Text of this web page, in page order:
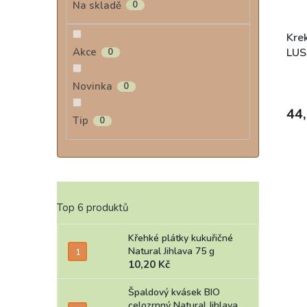
Na skladě 0
Akce 0
Novinka 0
Tip 0
Top 6 produktů
Křehké plátky kukuřičné
Natural Jihlava 75 g
10,20 Kč
Špaldový kvásek BIO